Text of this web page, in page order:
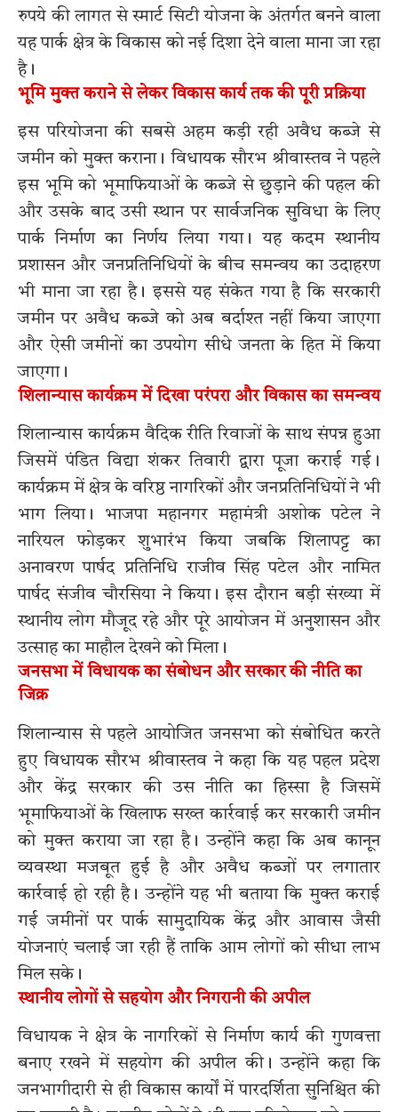
रुपये की लागत से स्मार्ट सिटी योजना के अंतर्गत बनने वाला
यह पार्क क्षेत्र के विकास को नई दिशा देने वाला माना जा रहा
है।
भूमि मुक्त कराने से लेकर विकास कार्य तक की पूरी प्रक्रिया
इस परियोजना की सबसे अहम कड़ी रही अवैध कब्जे से
जमीन को मुक्त कराना। विधायक सौरभ श्रीवास्तव ने पहले
इस भूमि को भूमाफियाओं के कब्जे से छुड़ाने की पहल की
और उसके बाद उसी स्थान पर सार्वजनिक सुविधा के लिए
पार्क निर्माण का निर्णय लिया गया। यह कदम स्थानीय
प्रशासन और जनप्रतिनिधियों के बीच समन्वय का उदाहरण
भी माना जा रहा है। इससे यह संकेत गया है कि सरकारी
जमीन पर अवैध कब्जे को अब बर्दाश्त नहीं किया जाएगा
और ऐसी जमीनों का उपयोग सीधे जनता के हित में किया
जाएगा।
शिलान्यास कार्यक्रम में दिखा परंपरा और विकास का समन्वय
शिलान्यास कार्यक्रम वैदिक रीति रिवाजों के साथ संपन्न हुआ
जिसमें पंडित विद्या शंकर तिवारी द्वारा पूजा कराई गई।
कार्यक्रम में क्षेत्र के वरिष्ठ नागरिकों और जनप्रतिनिधियों ने भी
भाग लिया। भाजपा महानगर महामंत्री अशोक पटेल ने
नारियल फोड़कर शुभारंभ किया जबकि शिलापट्ट का
अनावरण पार्षद प्रतिनिधि राजीव सिंह पटेल और नामित
पार्षद संजीव चौरसिया ने किया। इस दौरान बड़ी संख्या में
स्थानीय लोग मौजूद रहे और पूरे आयोजन में अनुशासन और
उत्साह का माहौल देखने को मिला।
जनसभा में विधायक का संबोधन और सरकार की नीति का
जिक्र
शिलान्यास से पहले आयोजित जनसभा को संबोधित करते
हुए विधायक सौरभ श्रीवास्तव ने कहा कि यह पहल प्रदेश
और केंद्र सरकार की उस नीति का हिस्सा है जिसमें
भूमाफियाओं के खिलाफ सख्त कार्रवाई कर सरकारी जमीन
को मुक्त कराया जा रहा है। उन्होंने कहा कि अब कानून
व्यवस्था मजबूत हुई है और अवैध कब्जों पर लगातार
कार्रवाई हो रही है। उन्होंने यह भी बताया कि मुक्त कराई
गई जमीनों पर पार्क सामुदायिक केंद्र और आवास जैसी
योजनाएं चलाई जा रही हैं ताकि आम लोगों को सीधा लाभ
मिल सके।
स्थानीय लोगों से सहयोग और निगरानी की अपील
विधायक ने क्षेत्र के नागरिकों से निर्माण कार्य की गुणवत्ता
बनाए रखने में सहयोग की अपील की। उन्होंने कहा कि
जनभागीदारी से ही विकास कार्यों में पारदर्शिता सुनिश्चित की